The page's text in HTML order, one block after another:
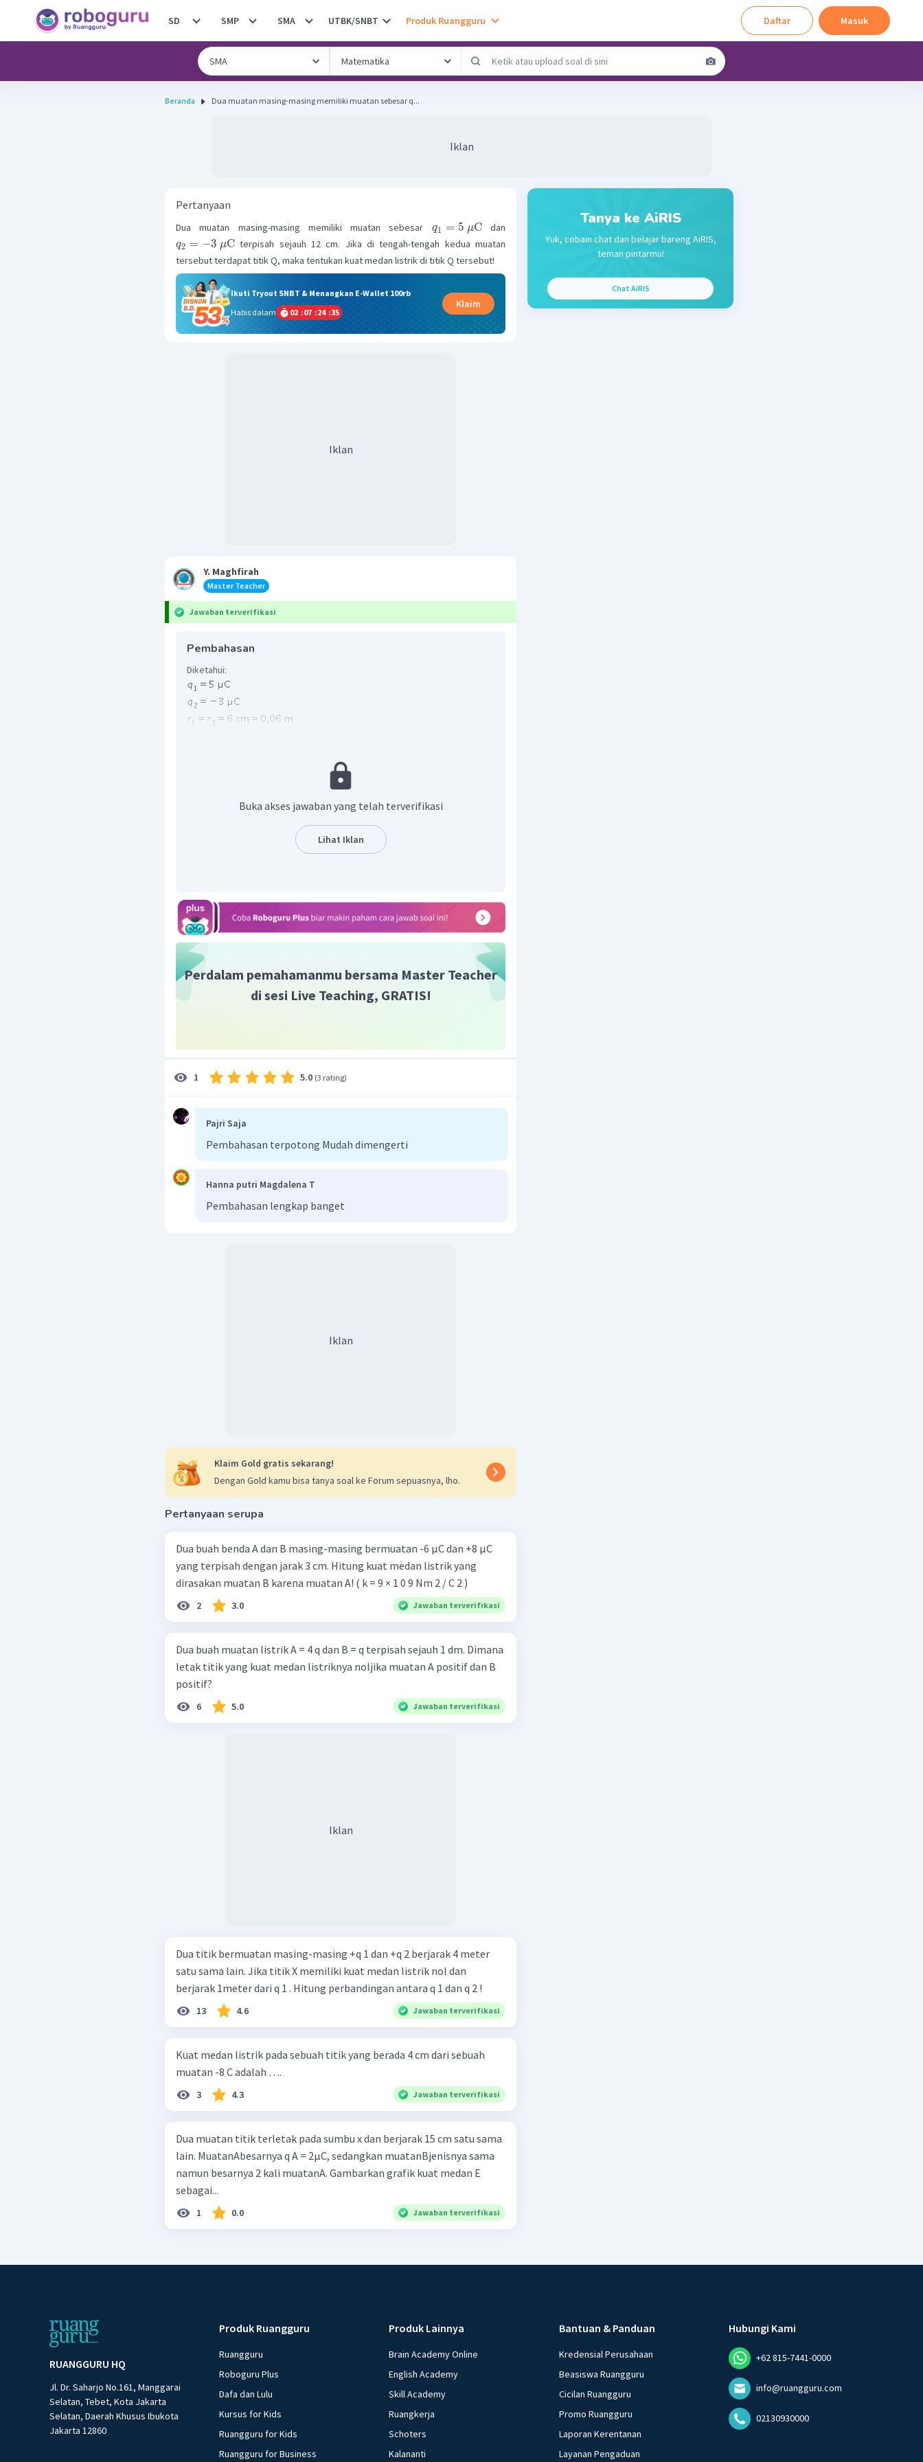
SD SMP SMA UTBK/SNBT Produk Ruangguru Daftar Masuk
Beranda Dua muatan masing-masing memiliki muatan sebesar q...
Iklan
Pertanyaan
Dua muatan masing-masing memiliki muatan sebesar q1 = 5 μCdan
q2 = −3 μC terpisah sejauh 12 cm. Jika di tengah-tengah kedua muatan
tersebut terdapat titik Q, maka tentukan kuat medan listrik di titik Q tersebut!
Ikuti Tryout SNBT & Menangkan E-Wallet 100rb
Habis dalam
02 :07 :24 :34
Klaim
Iklan
Y. Maghfirah
Master Teacher
Jawaban terverifikasi
Pembahasan
Diketahui:
Jadi, jawaban yang tepat adalah .
Buka akses jawaban yang telah terverifikasi
Lihat Iklan
Perdalam pemahamanmu bersama Master Teacher
di sesi Live Teaching, GRATIS!
1 5.0 (3 rating)
Pajri Saja
Pembahasan terpotong Mudah dimengerti
Hanna putri Magdalena T
Pembahasan lengkap banget
Iklan
Klaim Gold gratis sekarang!
Dengan Gold kamu bisa tanya soal ke Forum sepuasnya, lho.
Pertanyaan serupa
Dua buah benda A dan B masing-masing bermuatan -6 µC dan +8 µC
yang terpisah dengan jarak 3 cm. Hitung kuat medan listrik yang
dirasakan muatan B karena muatan A! ( k = 9 × 1 0 9 Nm 2 / C 2 )
2 3.0 Jawaban terverifikasi
Dua buah muatan listrik A = 4 q dan B = q terpisah sejauh 1 dm. Dimana
letak titik yang kuat medan listriknya noljika muatan A positif dan B
positif?
6 5.0 Jawaban terverifikasi
Iklan
Dua titik bermuatan masing-masing +q 1 dan +q 2 berjarak 4 meter
satu sama lain. Jika titik X memiliki kuat medan listrik nol dan
berjarak 1meter dari q 1 . Hitung perbandingan antara q 1 dan q 2 !
13 4.6 Jawaban terverifikasi
Kuat medan listrik pada sebuah titik yang berada 4 cm dari sebuah
muatan -8 C adalah ….
3 4.3 Jawaban terverifikasi
Dua muatan titik terletak pada sumbu x dan berjarak 15 cm satu sama
lain. MuatanAbesarnya q A = 2μC, sedangkan muatanBjenisnya sama
namun besarnya 2 kali muatanA. Gambarkan grafik kuat medan E
sebagai...
1 0.0 Jawaban terverifikasi
Tanya ke AiRIS
Yuk, cobain chat dan belajar bareng AiRIS,
teman pintarmu!
Chat AiRIS
RUANGGURU HQ
Jl. Dr. Saharjo No.161, Manggarai
Selatan, Tebet, Kota Jakarta
Selatan, Daerah Khusus Ibukota
Jakarta 12860
Produk Ruangguru
Ruangguru
Roboguru Plus
Dafa dan Lulu
Kursus for Kids
Ruangguru for Kids
Ruangguru for Business
Produk Lainnya
Brain Academy Online
English Academy
Skill Academy
Ruangkerja
Schoters
Kalananti
Bantuan & Panduan
Kredensial Perusahaan
Beasiswa Ruangguru
Cicilan Ruangguru
Promo Ruangguru
Laporan Kerentanan
Layanan Pengaduan
Hubungi Kami
+62 815-7441-0000
info@ruangguru.com
02130930000